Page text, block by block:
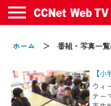
ホーム ＞ 番組・写真一覧
【
テー
お
2024/09/02
動画配信サービス『
年9月24日からリニ